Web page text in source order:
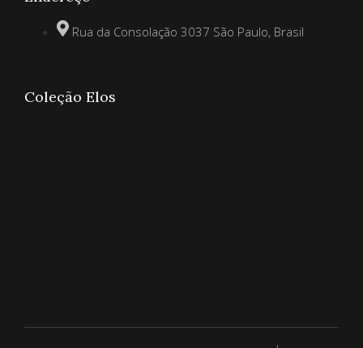
Rua da Consolação 3037 São Paulo, Brasil
Coleção Elos